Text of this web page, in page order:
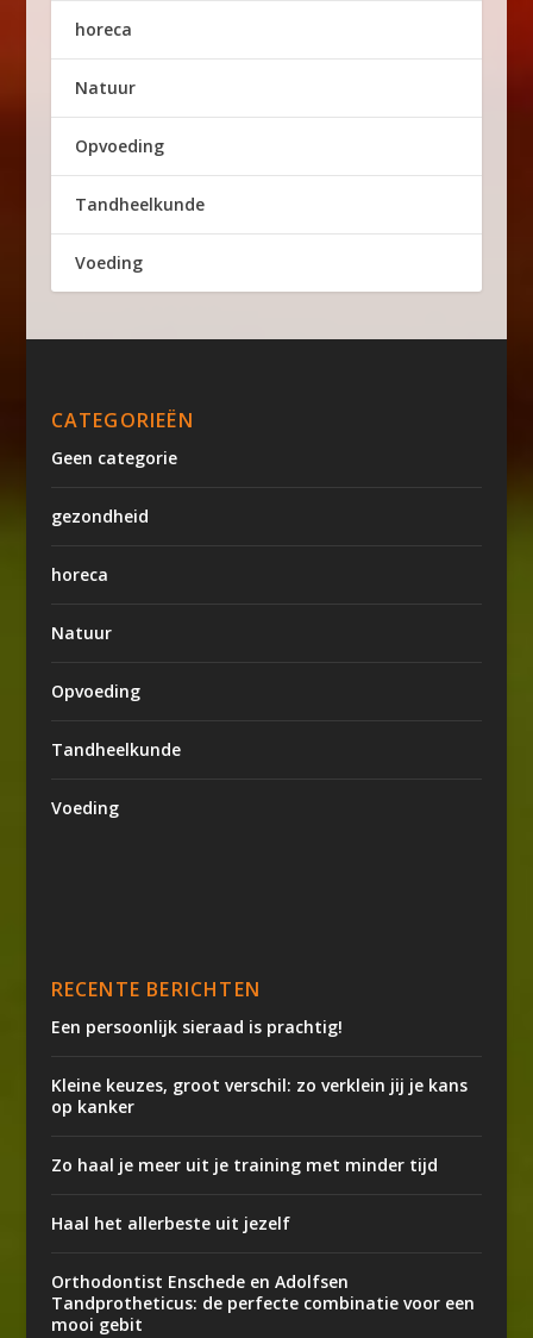
horeca
Natuur
Opvoeding
Tandheelkunde
Voeding
CATEGORIEËN
Geen categorie
gezondheid
horeca
Natuur
Opvoeding
Tandheelkunde
Voeding
RECENTE BERICHTEN
Een persoonlijk sieraad is prachtig!
Kleine keuzes, groot verschil: zo verklein jij je kans
op kanker
Zo haal je meer uit je training met minder tijd
Haal het allerbeste uit jezelf
Orthodontist Enschede en Adolfsen
Tandprotheticus: de perfecte combinatie voor een
mooi gebit